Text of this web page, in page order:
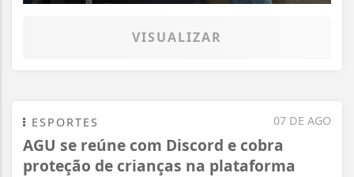
VISUALIZAR
07 DE AGO
ESPORTES
AGU se reúne com Discord e cobra
proteção de crianças na plataforma